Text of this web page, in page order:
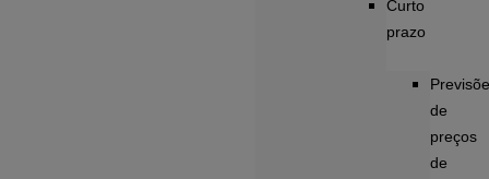
Curto
prazo
de
preços
de